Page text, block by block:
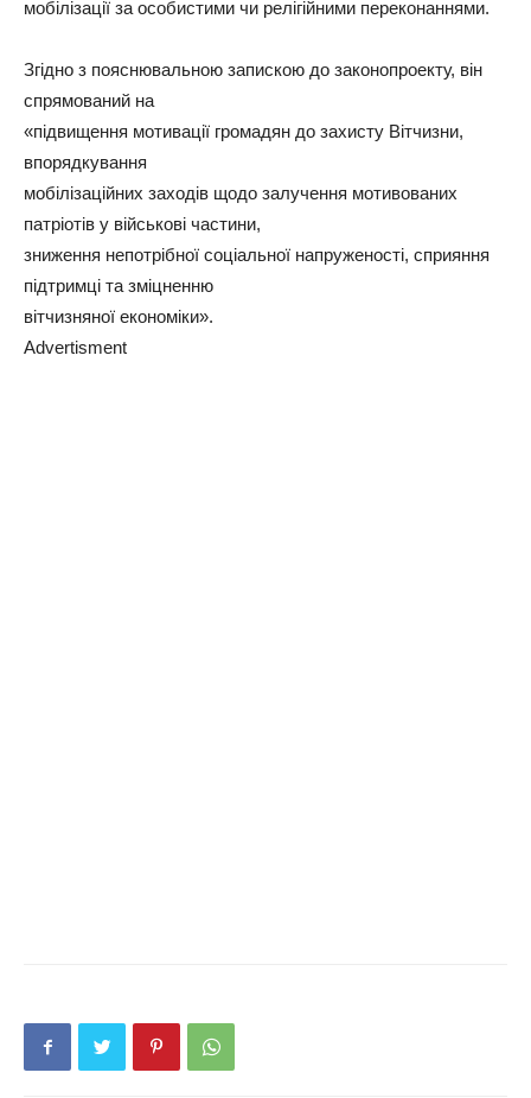
мобілізації за особистими чи релігійними переконаннями.
Згідно з пояснювальною запискою до законопроекту, він
спрямований на
«підвищення мотивації громадян до захисту Вітчизни,
впорядкування
мобілізаційних заходів щодо залучення мотивованих
патріотів у військові частини,
зниження непотрібної соціальної напруженості, сприяння
підтримці та зміцненню
вітчизняної економіки».
Advertisment